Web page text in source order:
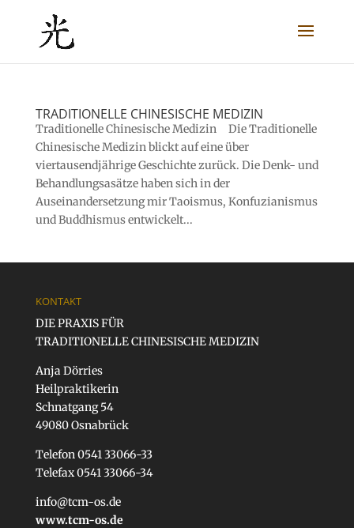
TRADITIONELLE CHINESISCHE MEDIZIN
Traditionelle Chinesische Medizin Die Traditionelle
Chinesische Medizin blickt auf eine über
viertausendjährige Geschichte zurück. Die Denk- und
Behandlungsasätze haben sich in der
Auseinandersetzung mir Taoismus, Konfuzianismus
und Buddhismus entwickelt...
KONTAKT
DIE PRAXIS FÜR
TRADITIONELLE CHINESISCHE MEDIZIN
Anja Dörries
Heilpraktikerin
Schnatgang 54
49080 Osnabrück
Telefon 0541 33066-33
Telefax 0541 33066-34
info@tcm-os.de
www.tcm-os.de